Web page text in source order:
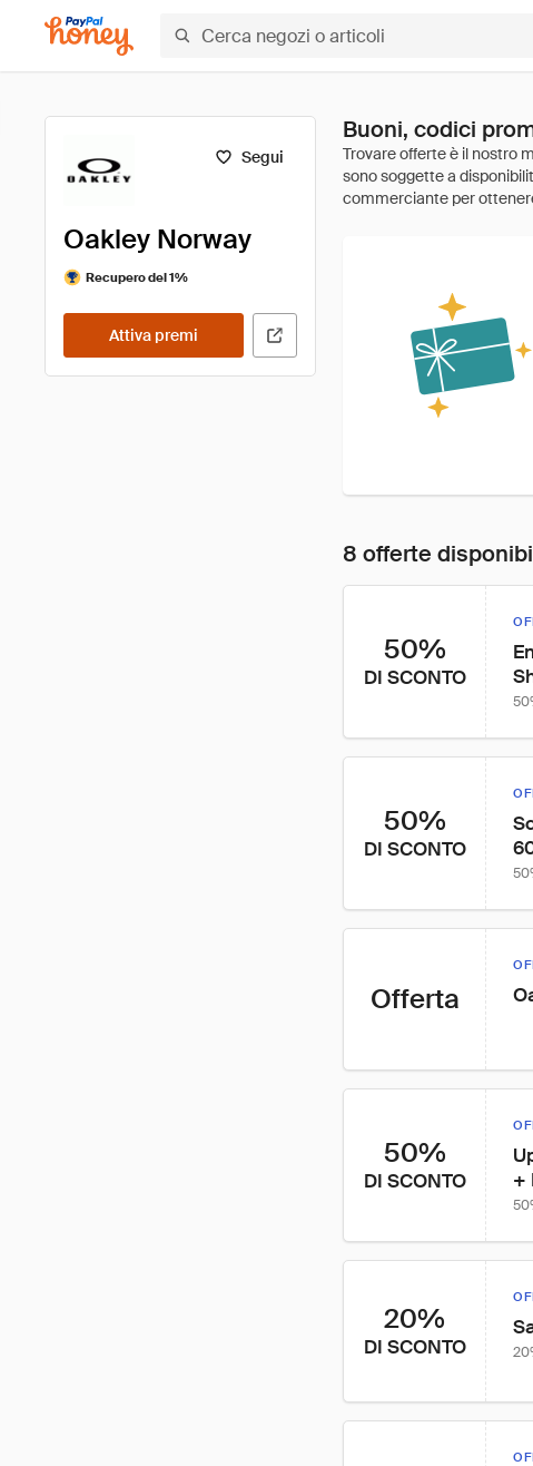
Segui
Oakley Norway
Recupero del 1%
Attiva premi
Buoni, codici
8 offerte
50%
DI SCONTO
50%
DI SCONTO
Offerta
50%
DI SCONTO
+
20%
DI SCONTO